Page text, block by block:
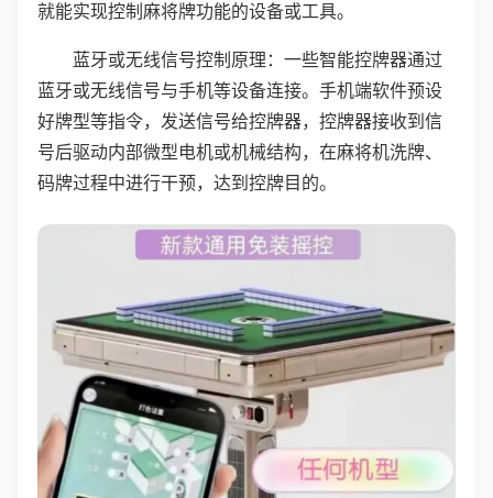
就能实现控制麻将牌功能的设备或工具。
蓝牙或无线信号控制原理：一些智能控牌器通过
蓝牙或无线信号与手机等设备连接。手机端软件预设
好牌型等指令，发送信号给控牌器，控牌器接收到信
号后驱动内部微型电机或机械结构，在麻将机洗牌、
码牌过程中进行干预，达到控牌目的。